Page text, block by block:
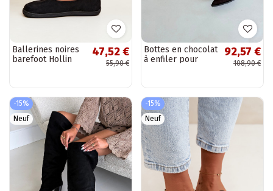
Ballerines noires
barefoot Hollin
47,52 €
55,90 €
Bottes en chocolat
à enfiler pour
92,57 €
108,90 €
-15%
Neuf
-15%
Neuf